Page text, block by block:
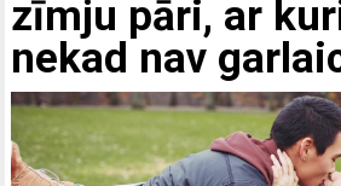
zīmju pāri, ar
nekad nav